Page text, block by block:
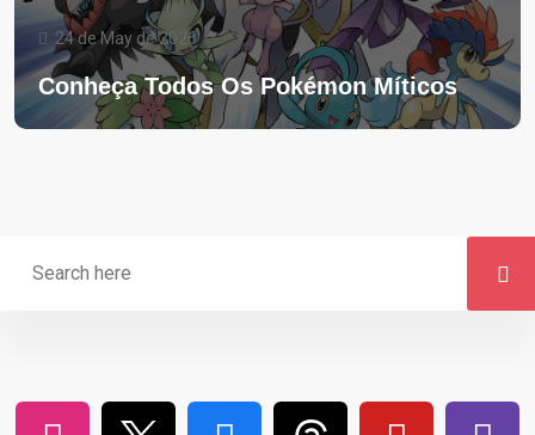
24 de May de 2026
Conheça Todos Os Pokémon Míticos